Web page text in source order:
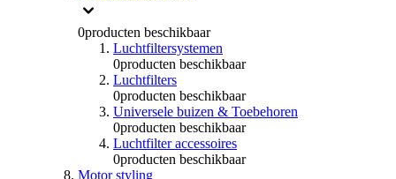
0producten beschikbaar
Luchtfiltersystemen
0producten beschikbaar
Luchtfilters
0producten beschikbaar
Universele buizen & Toebehoren
0producten beschikbaar
Luchtfilter accessoires
0producten beschikbaar
Motor styling